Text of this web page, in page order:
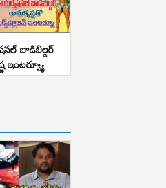
బాడిబిల్డర్
ఇంటర్వ్యూ